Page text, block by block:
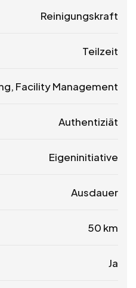
Reinigungskraft
Teilzeit
Facility Management
Authentiziät
Eigeninitiative
Ausdauer
50 km
Ja